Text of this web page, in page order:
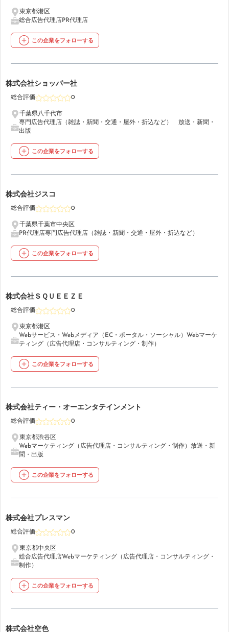
東京都港区
総合広告代理店 PR代理店
この企業をフォローする
33
株式会社ショッパー社
総合評価 0
千葉県八千代市
専門広告代理店（雑誌・新聞・交通・屋外・折込など）放送・新聞・
出版
この企業をフォローする
34
株式会社ジスコ
総合評価 0
千葉県千葉市中央区
PR代理店専門広告代理店（雑誌・新聞・交通・屋外・折込など）
この企業をフォローする
35
株式会社ＳＱＵＥＥＺＥ
総合評価 0
東京都港区
Webサービス・Webメディア（EC・ポータル・ソーシャル） Webマーケ
ティング（広告代理店・コンサルティング・制作）
この企業をフォローする
36
株式会社ティー・オーエンタテインメント
総合評価 0
東京都渋谷区
Webマーケティング（広告代理店・コンサルティング・制作）放送・新
聞・出版
この企業をフォローする
37
株式会社プレスマン
総合評価 0
東京都中央区
総合広告代理店Webマーケティング（広告代理店・コンサルティング・
制作）
この企業をフォローする
38
株式会社空色